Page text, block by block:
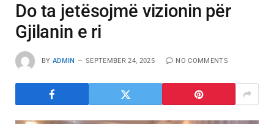
Do ta jetësojmë vizionin për
Gjilanin e ri
BY ADMIN SEPTEMBER 24, 2025 NO COMMENTS